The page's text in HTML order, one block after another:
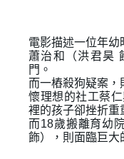
電影描述一位年
蕭治和（洪君昊
門。
而一樁殺狗疑案
懷理想的社工蔡
裡的孩子卻挫折重
而18歲搬離育幼
飾），則面臨巨大